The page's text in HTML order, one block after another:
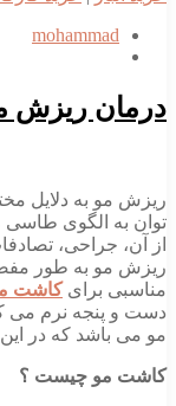
mohammad
درمان ریزش
ریزش مو به دلایل
توان به الگوی طاسی
از آن، جراحی،
ریزش مو به طور
مناسبی برایکاشت
دست و پنجه نرم می
مو می باشد که در
کاشت مو چیست ؟